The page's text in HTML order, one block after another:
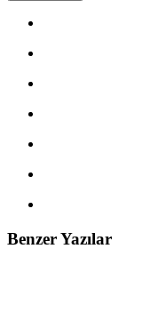
Benzer Yazılar